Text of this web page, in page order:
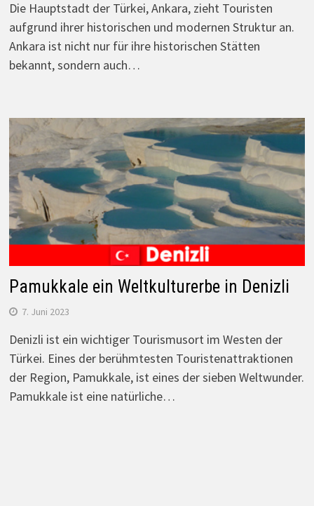
Die Hauptstadt der Türkei, Ankara, zieht Touristen
aufgrund ihrer historischen und modernen Struktur an.
Ankara ist nicht nur für ihre historischen Stätten
bekannt, sondern auch…
Pamukkale ein Weltkulturerbe in Denizli
7. Juni 2023
Denizli ist ein wichtiger Tourismusort im Westen der
Türkei. Eines der berühmtesten Touristenattraktionen
der Region, Pamukkale, ist eines der sieben Weltwunder.
Pamukkale ist eine natürliche…